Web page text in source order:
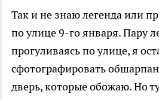
Так и не знаю легенда или
по улице 9-го января. Пару
прогуливаясь по улице, я
сфотографировать
дверь, которые обожаю. Но